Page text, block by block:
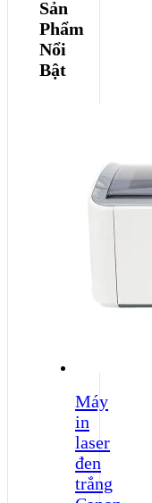
Sản
Phẩm
Nổi
Bật
Máy
in
laser
đen
trắng